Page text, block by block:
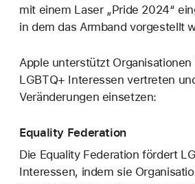
mit einem Laser „Pride 2024“
in dem das Armband vorgestellt
Apple unterstützt Organisationen
LGBTQ+ Interessen vertreten
Veränderungen einsetzen:
Equality Federation
Die Equality Federation fördert
Interessen, indem sie